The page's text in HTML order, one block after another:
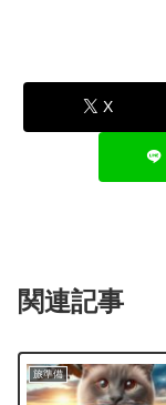
X
関連記事
旅準備